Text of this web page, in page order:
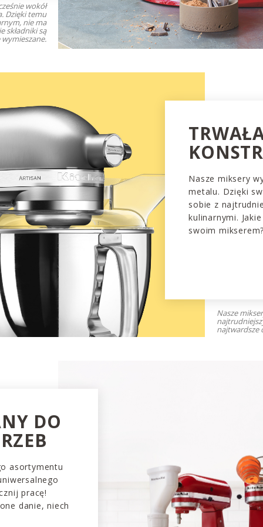
wokół
Dzięki temu
nie ma
składniki są
Nasze miksery
metalu. Dzięki
sobie z
kulinarnymi.
swoim
Nasze
najtwardsze
DO
asortymentu
pracę!
danie, niech